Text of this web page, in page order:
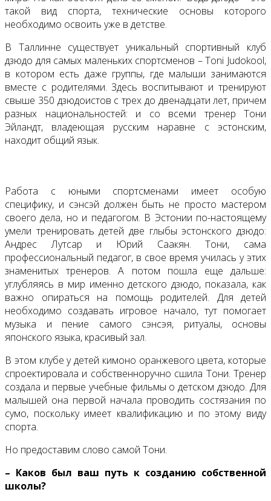
такой вид спорта, технические основы которого
необходимо освоить уже в детстве.
В Таллинне существует уникальный спортивный клуб
дзюдо для самых маленьких спортсменов – Tоni Judokool,
в котором есть даже группы, где малыши занимаются
вместе с родителями. Здесь воспитывают и тренируют
свыше 350 дзюдоистов с трех до двенадцати лет, причем
разных национальностей: и со всеми тренер Тони
Эйландт, владеющая русским наравне с эстонским,
находит общий язык.
Работа с юными спортсменами имеет особую
специфику, и сэнсэй должен быть не просто мастером
своего дела, но и педагогом. В Эстонии по-настоящему
умели тренировать детей две глыбы эстонского дзюдо:
Андрес Лутсар и Юрий Саакян. Тони, сама
профессиональный педагог, в свое время училась у этих
знаменитых тренеров. А потом пошла еще дальше:
углубляясь в мир именно детского дзюдо, показала, как
важно опираться на помощь родителей. Для детей
необходимо создавать игровое начало, тут помогает
музыка и пение самого сэнсэя, ритуалы, основы
японского языка, красивый зал.
В этом клубе у детей кимоно оранжевого цвета, которые
спроектировала и собственноручно сшила Тони. Тренер
создала и первые учебные фильмы о детском дзюдо. Для
малышей она первой начала проводить состязания по
сумо, поскольку имеет квалификацию и по этому виду
спорта.
Но предоставим слово самой Тони.
– Каков был ваш путь к созданию собственной
школы?